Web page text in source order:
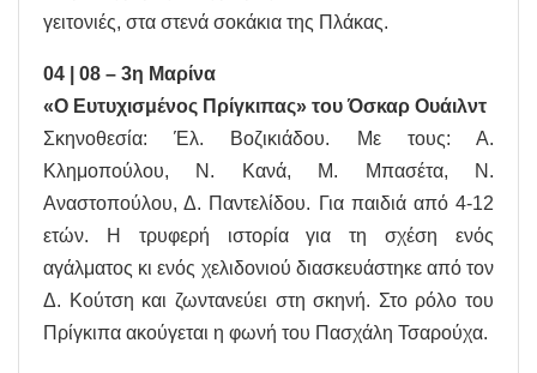
γειτονιές, στα στενά σοκάκια της Πλάκας.
04 | 08 – 3η Μαρίνα
«Ο Ευτυχισμένος Πρίγκιπας» του Όσκαρ Ουάιλντ
Σκηνοθεσία: Έλ. Βοζικιάδου. Με τους: Α.
Κλημοπούλου, Ν. Κανά, Μ. Μπασέτα, Ν.
Αναστοπούλου, Δ. Παντελίδου. Για παιδιά από 4-12
ετών. Η τρυφερή ιστορία για τη σχέση ενός
αγάλματος κι ενός χελιδονιού διασκευάστηκε από τον
Δ. Κούτση και ζωντανεύει στη σκηνή. Στο ρόλο του
Πρίγκιπα ακούγεται η φωνή του Πασχάλη Τσαρούχα.